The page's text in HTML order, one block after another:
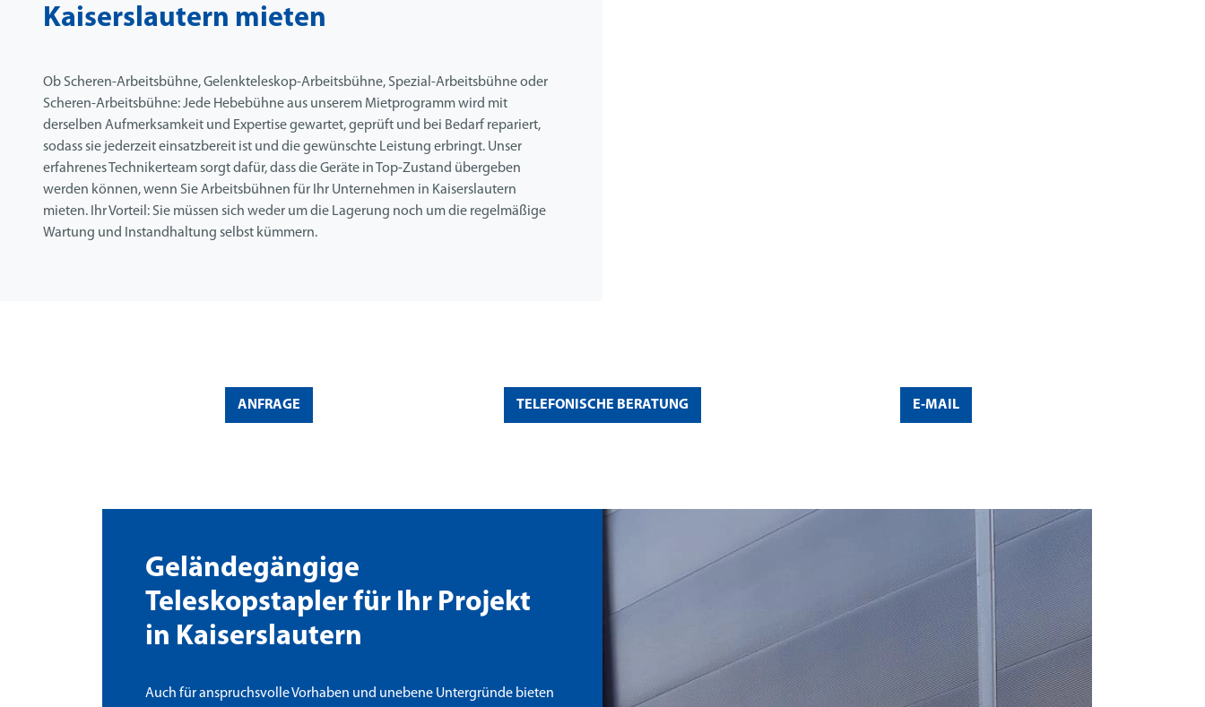
Kaiserslautern mieten
Ob Scheren-Arbeitsbühne, Gelenkteleskop-Arbeitsbühne, Spezial-Arbeitsbühne oder
Scheren-Arbeitsbühne: Jede Hebebühne aus unserem Mietprogramm wird mit
derselben Aufmerksamkeit und Expertise gewartet, geprüft und bei Bedarf repariert,
sodass sie jederzeit einsatzbereit ist und die gewünschte Leistung erbringt. Unser
erfahrenes Technikerteam sorgt dafür, dass die Geräte in Top-Zustand übergeben
werden können, wenn Sie Arbeitsbühnen für Ihr Unternehmen in Kaiserslautern
mieten. Ihr Vorteil: Sie müssen sich weder um die Lagerung noch um die regelmäßige
Wartung und Instandhaltung selbst kümmern.
ANFRAGE TELEFONISCHE BERATUNG E-MAIL
Geländegängige
Teleskopstapler für Ihr Projekt
in Kaiserslautern
Auch für anspruchsvolle Vorhaben und unebene Untergründe bieten